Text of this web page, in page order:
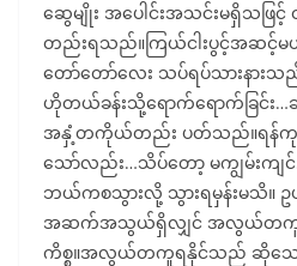
ဆွေမျိုး အပေါင်းအသင်းမရှိသဖ
တည်းရသည်။ကြယ်ငါးပွင့်အဆင့်
တော်တော်လေး သပ်ရပ်သားနား
ဟိုတယ်ခန်းသို့ရောက်ရောက်ခြင်း
အနှံ့တကိုယ်တည်း ပတ်သည်။ရန်ကုန်
သော်လည်း…သိပ်တော့ မကျွမ်းကျင်
ဘယ်ကစသွားလို့ သွားရမှန်းမသိ။
အဆက်အသွယ်ရှိလျှင် အလွယ်တကူရ
ကိစ္စ။အလွယ်တကူရနိုင်သည် ဆိုသ